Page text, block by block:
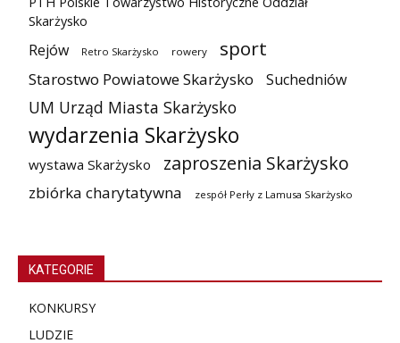
Skarżysko
Rejów Retro Skarżysko rowery sport
Starostwo Powiatowe Skarżysko Suchedniów
UM Urząd Miasta Skarżysko
wydarzenia Skarżysko
wystawa Skarżysko zaproszenia Skarżysko
zbiórka charytatywna zespół Perły z Lamusa Skarżysko
KATEGORIE
KONKURSY
LUDZIE